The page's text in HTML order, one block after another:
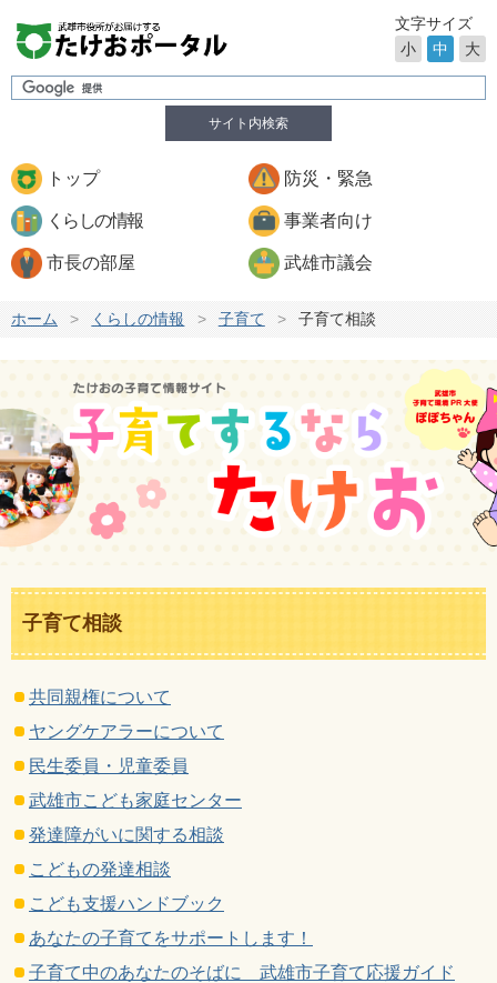
サイト内検索
文字サイズ
小
中 大
トップ 防災・緊急
くらしの情報 事業者向け
市長の部屋 武雄市議会
ホーム > くらしの情報 > 子育て > 子育て相談
子育て相談
共同親権について
ヤングケアラーについて
民生委員・児童委員
武雄市こども家庭センター
発達障がいに関する相談
こどもの発達相談
こども支援ハンドブック
あなたの子育てをサポートします！
子育て中のあなたのそばに 武雄市子育て応援ガイド